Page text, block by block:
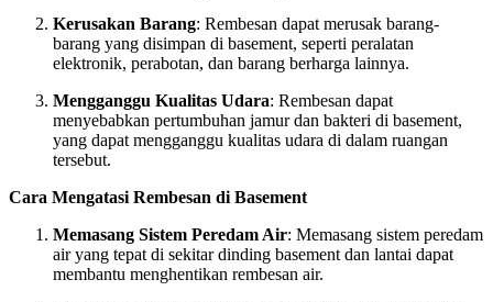
Kerusakan Barang: Rembesan dapat merusak barang-
barang yang disimpan di basement, seperti peralatan
elektronik, perabotan, dan barang berharga lainnya.
Mengganggu Kualitas Udara: Rembesan dapat
menyebabkan pertumbuhan jamur dan bakteri di basement,
yang dapat mengganggu kualitas udara di dalam ruangan
tersebut.
Cara Mengatasi Rembesan di Basement
Memasang Sistem Peredam Air: Memasang sistem peredam
air yang tepat di sekitar dinding basement dan lantai dapat
membantu menghentikan rembesan air.